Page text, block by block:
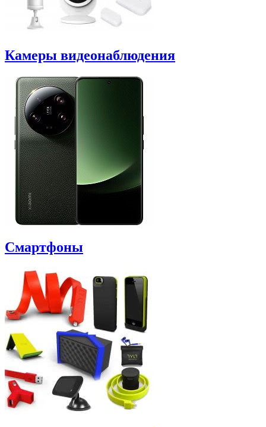
Камеры видеонаблюдения
Смартфоны